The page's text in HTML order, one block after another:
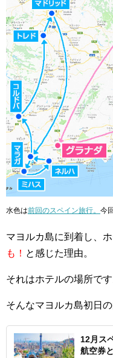
水色は前回のスペイン旅行。 今
マヨルカ島に到着し、
も！ と感じた理由。
それはホテルの場所です
そんなマヨルカ島初日の
12月ス
航空券